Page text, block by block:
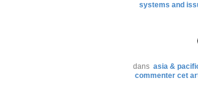
systems and
dans asia &
commenter cet